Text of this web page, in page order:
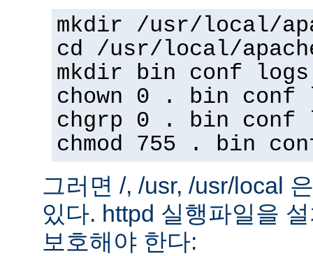
mkdir /usr/local/
cd /usr/local/
mkdir bin conf logs
chown 0 . bin conf
chgrp 0 . bin conf
chmod 755 . bin
그러면 /, /usr, /usr/local
있다. httpd 실행파일을
보호해야 한다: